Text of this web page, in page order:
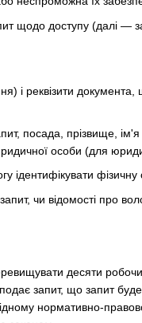
щодо доступу (далі —
і реквізити
посада, прізвище, ім'я
особи (для
ідентифікувати
чи відомості про
десяти
запит, що запит буде
нормативно-